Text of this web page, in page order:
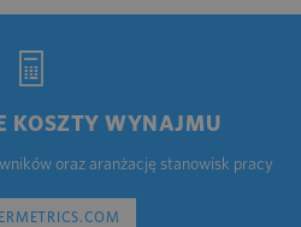
KOSZTY WYNAJMU
oraz aranżację stanowisk pracy